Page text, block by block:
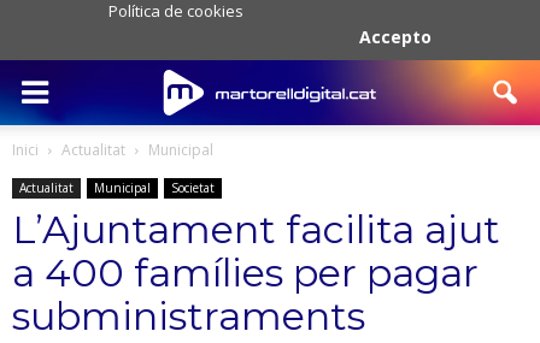
Política de cookies
Accepto
Inici Actualitat Municipal
Actualitat Municipal Societat
L’Ajuntament facilita ajut
a 400 famílies per pagar
subministraments